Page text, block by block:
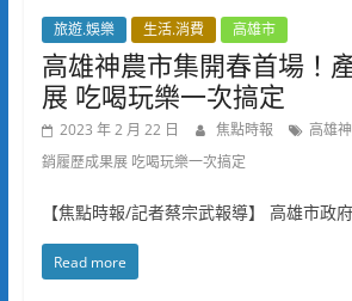
旅遊.娛樂 生活.消費 高雄市
高雄神農市集開春首場！
展 吃喝玩樂一次搞定
2023 年 2 月 22 日 焦點時報
高雄
銷履歷成果展 吃喝玩樂一次搞定
【焦點時報/記者蔡宗武報導】 高雄市政府
Read more